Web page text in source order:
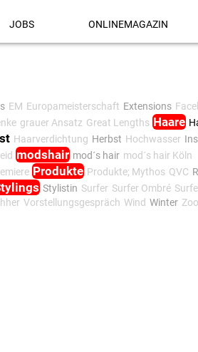
JOBS ONLINEMAGAZIN
EM Europameisterschaft Extensions
grauer Ansatz Great Lengths Haare
Haarverdichtung Herbst Hochwasser
modshair mod´s hair mod´s hair Köln
Produkte Produkte; Mythos QVC
Stylistin Surfer Surfer Ombré
Vorstellungsgespräch Wind Winter